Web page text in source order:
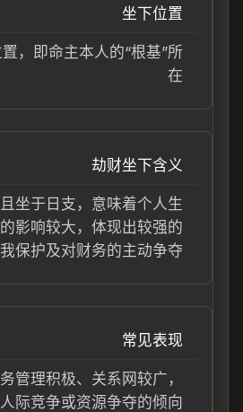
坐下位置
，即命主本人的“根基”所
在
劫财坐下含义
坐于日支，意味着个人生
影响较大，体现出较强的
保护及对财务的主动争夺
常见表现
管理积极、关系网较广，
际竞争或资源争夺的倾向